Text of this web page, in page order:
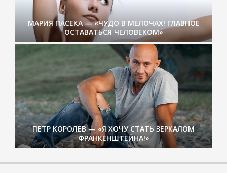
МАРИЯ ПАСЕКА — «ЧУДО В МЕЛОЧАХ! ГЛАВНОЕ
ОСТАВАТЬСЯ ЧЕЛОВЕКОМ»
ПЕТР КОРОЛЕВ — «Я ХОЧУ СТАТЬ ЗЕРКАЛОМ
ФРАНКЕНШТЕЙНА!»